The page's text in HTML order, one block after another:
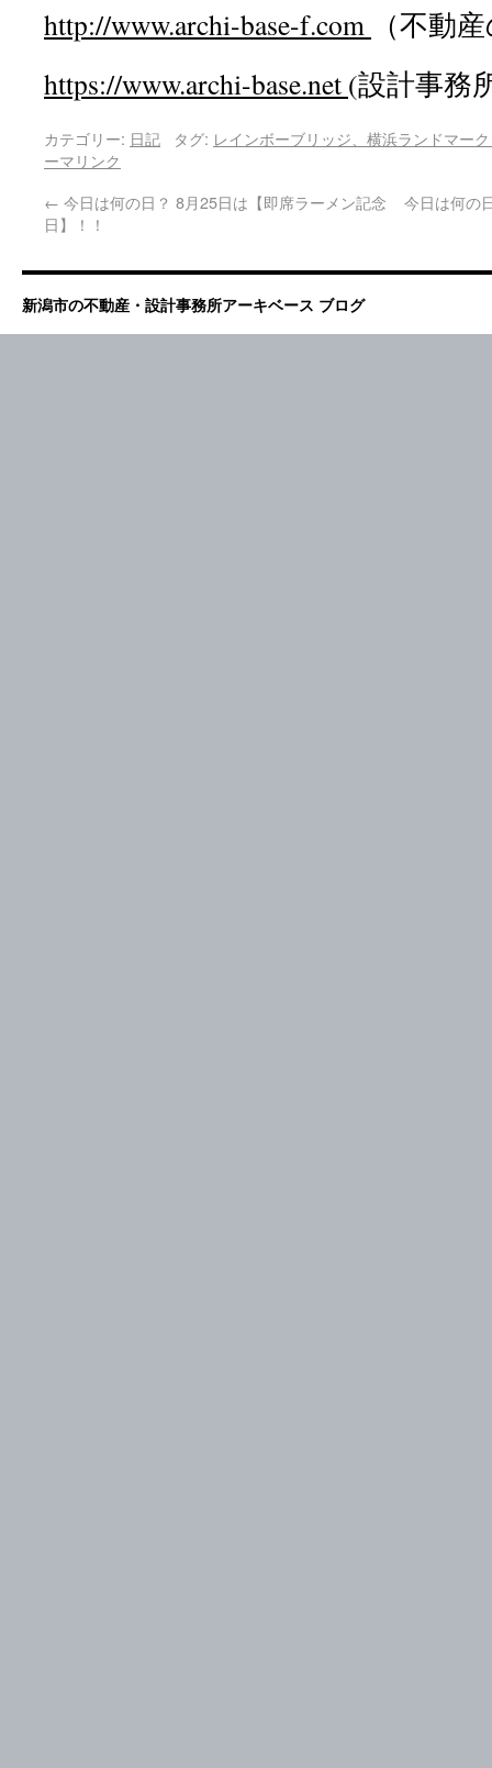
http://www.archi-base-f.com
（不動
https://www.archi-base.net (設計事務
カテゴリー: 日記 タグ: レインボーブリッジ、横浜ランドマー
ーマリンク
← 今日は何の日？ 8月25日は【即席ラーメン記念
日】！！
今日は何の
新潟市の不動産・設計事務所アーキベース ブログ